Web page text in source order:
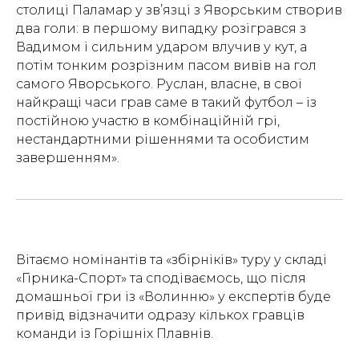
столиці Паламар у зв’язці з Яворським створив
два голи: в першому випадку розігрався з
Вадимом і сильним ударом влучив у кут, а
потім тонким розрізним пасом вивів на гол
самого Яворського. Руслан, власне, в свої
найкращі часи грав саме в такий футбол – із
постійною участю в комбінаційній грі,
нестандартними рішеннями та особистим
завершенням».
Вітаємо номінантів та «збірніків» туру у складі
«Гірника-Спорт» та сподіваємось, що після
домашньої гри із «Волинню» у експертів буде
привід відзначити одразу кількох гравців
команди із Горішніх Плавнів.